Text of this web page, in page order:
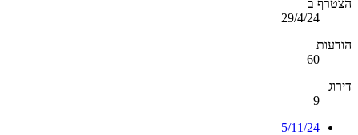
הצטרף ב
29/4/24
הודעות
60
דירוג
9
5/11/24